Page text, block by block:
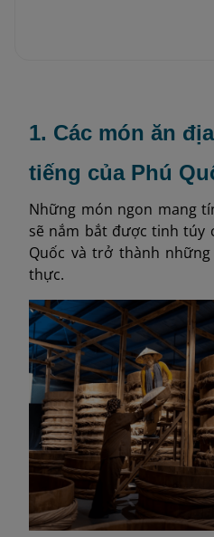
1. Các món ăn
tiếng của Phú
Những món ngon mang
sẽ nắm bắt được tinh túy
Quốc và trở thành
thực.